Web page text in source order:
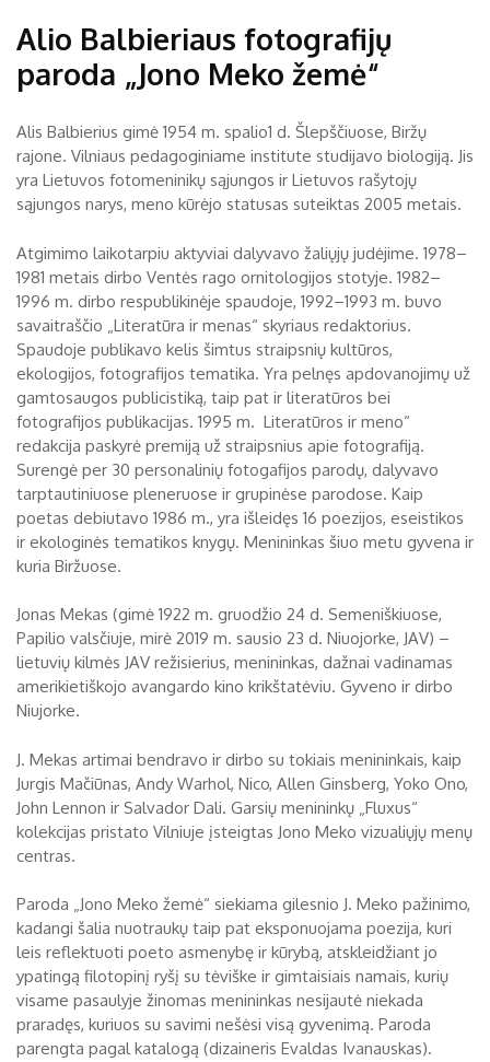
Alio Balbieriaus fotografijų
paroda „Jono Meko žemė“
Alis Balbierius gimė 1954 m. spalio1 d. Šlepščiuose, Biržų
rajone. Vilniaus pedagoginiame institute studijavo biologiją. Jis
yra Lietuvos fotomeninikų sąjungos ir Lietuvos rašytojų
sąjungos narys, meno kūrėjo statusas suteiktas 2005 metais.
Atgimimo laikotarpiu aktyviai dalyvavo žaliųjų judėjime. 1978–
1981 metais dirbo Ventės rago ornitologijos stotyje. 1982–
1996 m. dirbo respublikinėje spaudoje, 1992–1993 m. buvo
savaitraščio „Literatūra ir menas“ skyriaus redaktorius.
Spaudoje publikavo kelis šimtus straipsnių kultūros,
ekologijos, fotografijos tematika. Yra pelnęs apdovanojimų už
gamtosaugos publicistiką, taip pat ir literatūros bei
fotografijos publikacijas. 1995 m. Literatūros ir meno“
redakcija paskyrė premiją už straipsnius apie fotografiją.
Surengė per 30 personalinių fotogafijos parodų, dalyvavo
tarptautiniuose pleneruose ir grupinėse parodose. Kaip
poetas debiutavo 1986 m., yra išleidęs 16 poezijos, eseistikos
ir ekologinės tematikos knygų. Menininkas šiuo metu gyvena ir
kuria Biržuose.
Jonas Mekas (gimė 1922 m. gruodžio 24 d. Semeniškiuose,
Papilio valsčiuje, mirė 2019 m. sausio 23 d. Niuojorke, JAV) –
lietuvių kilmės JAV režisierius, menininkas, dažnai vadinamas
amerikietiškojo avangardo kino krikštatėviu. Gyveno ir dirbo
Niujorke.
J. Mekas artimai bendravo ir dirbo su tokiais menininkais, kaip
Jurgis Mačiūnas, Andy Warhol, Nico, Allen Ginsberg, Yoko Ono,
John Lennon ir Salvador Dali. Garsių menininkų „Fluxus“
kolekcijas pristato Vilniuje įsteigtas Jono Meko vizualiųjų menų
centras.
Paroda „Jono Meko žemė“ siekiama gilesnio J. Meko pažinimo,
kadangi šalia nuotraukų taip pat eksponuojama poezija, kuri
leis reflektuoti poeto asmenybę ir kūrybą, atskleidžiant jo
ypatingą filotopinį ryšį su tėviške ir gimtaisiais namais, kurių
visame pasaulyje žinomas menininkas nesijautė niekada
praradęs, kuriuos su savimi nešėsi visą gyvenimą. Paroda
parengta pagal katalogą (dizaineris Evaldas Ivanauskas).